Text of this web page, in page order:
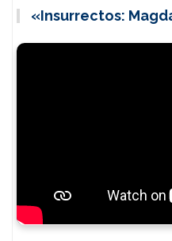
«Insurrectos: